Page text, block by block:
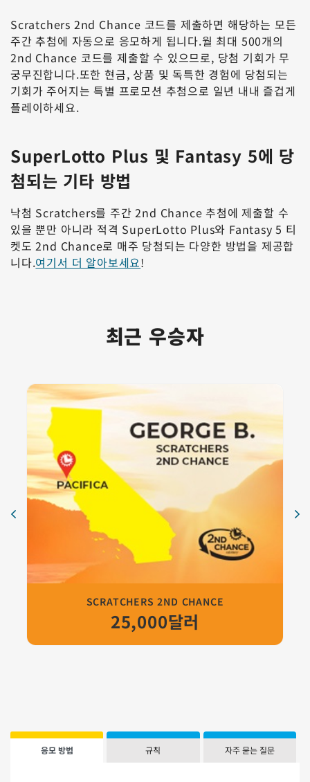
Scratchers 2nd Chance 코드를 제출하면 해당하는 모든
주간 추첨에 자동으로 응모하게 됩니다.월 최대 500개의
2nd Chance 코드를 제출할 수 있으므로, 당첨 기회가 무
궁무진합니다.또한 현금, 상품 및 독특한 경험에 당첨되는
기회가 주어지는 특별 프로모션 추첨으로 일년 내내 즐겁게
플레이하세요.
SuperLotto Plus 및 Fantasy 5에 당
첨되는 기타 방법
낙첨 Scratchers를 주간 2nd Chance 추첨에 제출할 수
있을 뿐만 아니라 적격 SuperLotto Plus와 Fantasy 5 티
켓도 2nd Chance로 매주 당첨되는 다양한 방법을 제공합
니다.여기서 더 알아보세요!
최근 우승자
카드 3
CA Stockton의 Scratchers 2nd Chance 당첨자 Amber
Scratchers 2nd chance
25,000달러
카드 4
캘리포니아 Antioch의 Scratchers 2nd Chance 당첨자
2nd Chance 당첨자
25,000달러
카드 5
Scratchers 2nd chance winner Talon Q. of Lompoc,
2nd Chance 당첨자
25,000달러
카드 6
캘리포니아 Oakland의 Scratchers 2nd Chance 당첨자
2nd Chance 당첨자
25,000달러
카드 7
캘리포니아 로스앤젤레스의 Scratchers 2nd Chance 당
2nd Chance 당첨자
25,000달러
카드 8
캘리포니아 San Jose의 Scratchers 2nd Chance 당첨자
2nd Chance 당첨자
25,000달러
SCRATCHERS 2ND CHANCE
25,000달러
응모 방법 규칙 자주 묻는 질문